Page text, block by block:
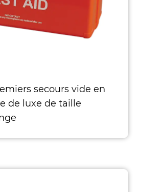
secours vide en
de luxe de taille